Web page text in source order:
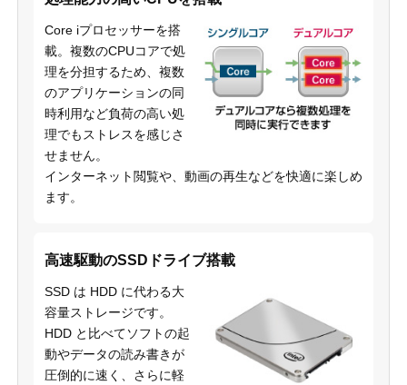
Core iプロセッサーを搭
載。複数のCPUコアで処
理を分担するため、複数
のアプリケーションの同
時利用など負荷の高い処
理でもストレスを感じさ
せません。
インターネット閲覧や、動画の再生などを快適に楽しめ
ます。
高速駆動のSSDドライブ搭載
SSD は HDD に代わる大
容量ストレージです。
HDD と比べてソフトの起
動やデータの読み書きが
圧倒的に速く、さらに軽